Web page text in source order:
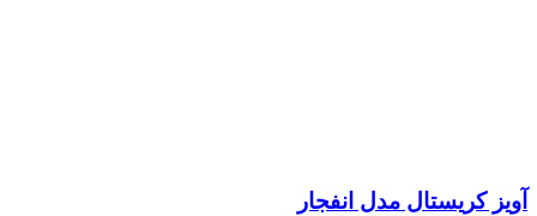
آویز کریستال مدل انفجار